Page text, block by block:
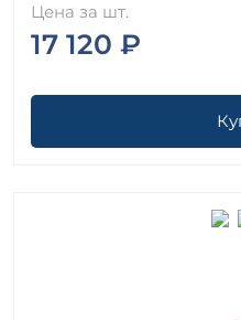
Цена за шт.
17 120 ₽